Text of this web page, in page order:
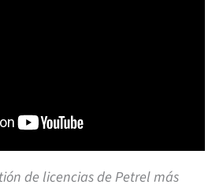
de licencias de Petrel más